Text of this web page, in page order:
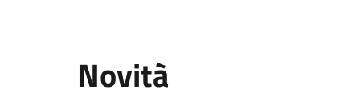
Novità